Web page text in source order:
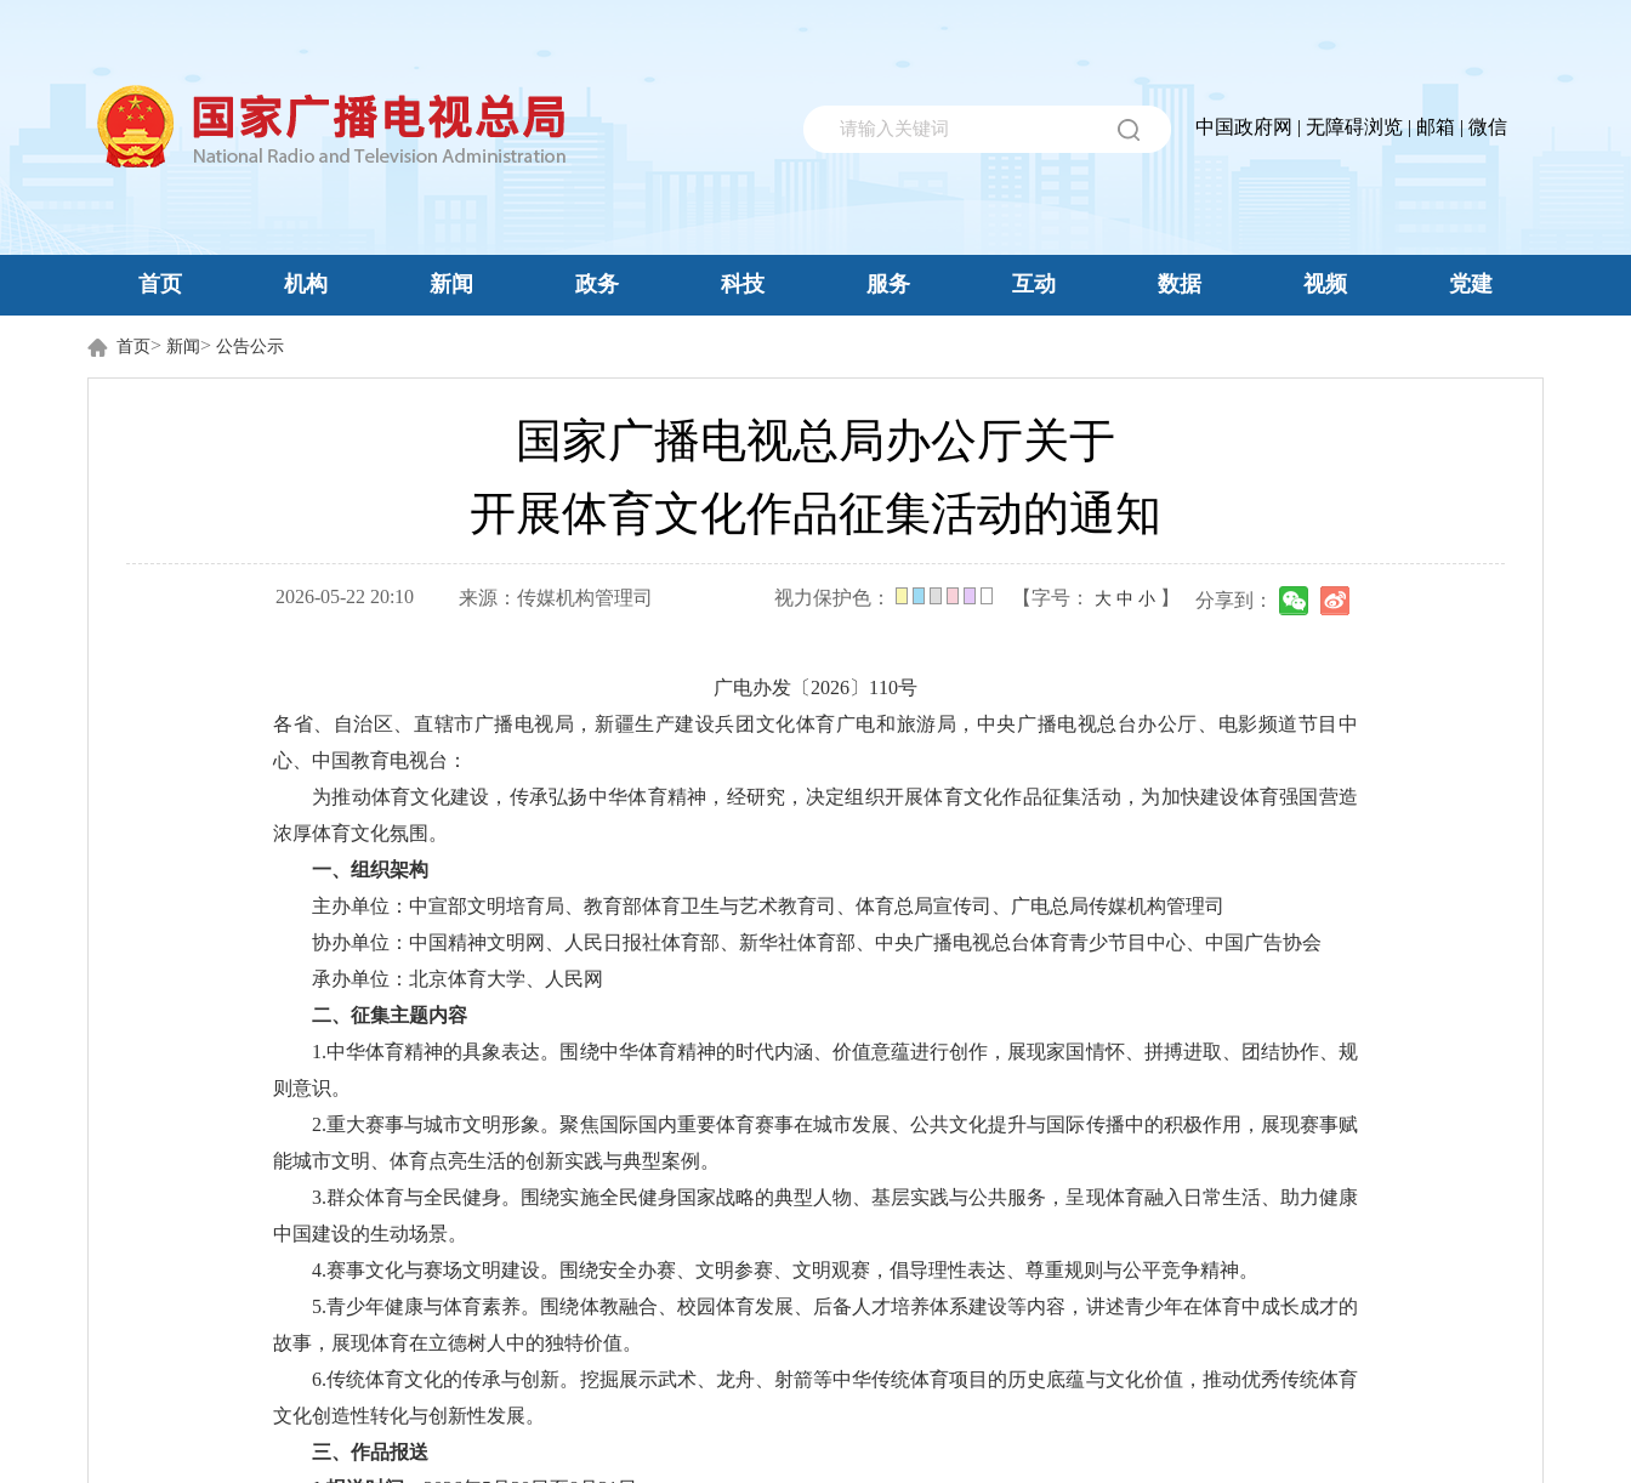
中国政府网 | 无障碍浏览|邮箱 |微信
首页 机构 新闻 政务 科技 服务 互动 数据 视频 党建
首页> 新闻 > 公告公示
国家广播电视总局办公厅关于
开展体育文化作品征集活动的通知
2026-05-22 20:10 来源： 传媒机构管理司 视力保护色： 【字号： 大 中 小 】 分享到：
广电办发〔2026〕110号
各省、自治区、直辖市广播电视局，新疆生产建设兵团文化体育广电和旅游局，中央广播电视总台办公厅、电影频道节目中
心、中国教育电视台：
为推动体育文化建设，传承弘扬中华体育精神，经研究，决定组织开展体育文化作品征集活动，为加快建设体育强国营造
浓厚体育文化氛围。
一、组织架构
主办单位：中宣部文明培育局、教育部体育卫生与艺术教育司、体育总局宣传司、广电总局传媒机构管理司
协办单位：中国精神文明网、人民日报社体育部、新华社体育部、中央广播电视总台体育青少节目中心、中国广告协会
承办单位：北京体育大学、人民网
二、征集主题内容
1.中华体育精神的具象表达。围绕中华体育精神的时代内涵、价值意蕴进行创作，展现家国情怀、拼搏进取、团结协作、规
则意识。
2.重大赛事与城市文明形象。聚焦国际国内重要体育赛事在城市发展、公共文化提升与国际传播中的积极作用，展现赛事赋
能城市文明、体育点亮生活的创新实践与典型案例。
3.群众体育与全民健身。围绕实施全民健身国家战略的典型人物、基层实践与公共服务，呈现体育融入日常生活、助力健康
中国建设的生动场景。
4.赛事文化与赛场文明建设。围绕安全办赛、文明参赛、文明观赛，倡导理性表达、尊重规则与公平竞争精神。
5.青少年健康与体育素养。围绕体教融合、校园体育发展、后备人才培养体系建设等内容，讲述青少年在体育中成长成才的
故事，展现体育在立德树人中的独特价值。
6.传统体育文化的传承与创新。挖掘展示武术、龙舟、射箭等中华传统体育项目的历史底蕴与文化价值，推动优秀传统体育
文化创造性转化与创新性发展。
三、作品报送